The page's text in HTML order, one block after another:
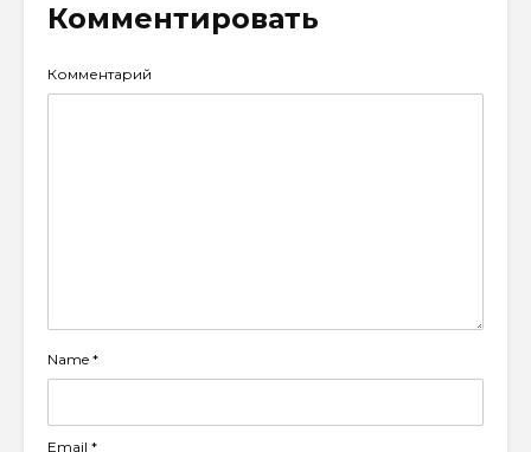
Комментировать
Комментарий
Name *
Email *